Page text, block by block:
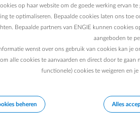
zullen doorgerekend worden.
op haar website om de goede werking ervan
te optimaliseren. Bepaalde cookies laten ons toe
Bepaalde partners van ENGIE kunnen cookies
aangeboden te
wenst over ons gebruik van cookies kan je
om alle cookies te aanvaarden en direct door te
functionele) cookies te weigeren en je
beheren Alles